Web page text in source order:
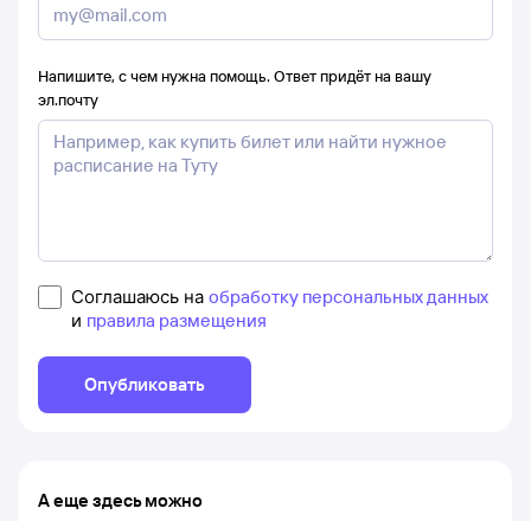
Напишите, с чем нужна помощь. Ответ придёт на вашу
эл.почту
Соглашаюсь на обработку персональных данных
и правила размещения
Опубликовать
А еще здесь можно